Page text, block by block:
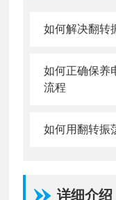
如何解决翻转
如何正确保养
流程
如何用翻转振
详细介绍